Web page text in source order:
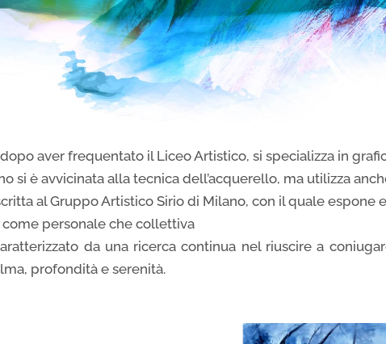
aver frequentato il Liceo Artistico, si specializza in
si è avvicinata alla tecnica dell’acquerello, ma utilizza
al Gruppo Artistico Sirio di Milano, con il quale espone
come personale che collettiva
da una ricerca continua nel riuscire a
profondità e serenità.